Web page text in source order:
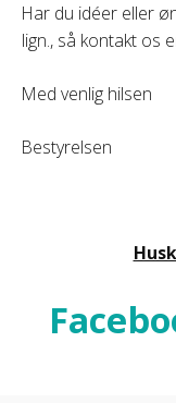
Har du idéer eller
lign., så kontakt os
Med venlig hilsen
Bestyrelsen